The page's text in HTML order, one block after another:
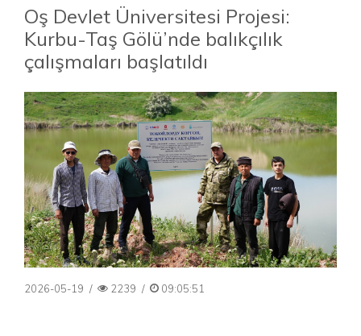
Oş Devlet Üniversitesi Projesi:
Kurbu-Taş Gölü’nde balıkçılık
çalışmaları başlatıldı
2026-05-19 / 2239 / 09:05:51